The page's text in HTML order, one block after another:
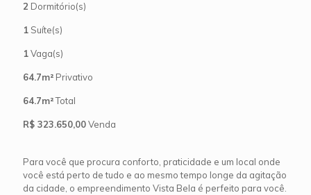
2 Dormitório(s)
1 Suíte(s)
1Vaga(s)
64.7m² Privativo
64.7m²Total
R$ 323.650,00Venda
Para você que procura conforto, praticidade e um local onde
você está perto de tudo e ao mesmo tempo longe da agitação
da cidade, o empreendimento Vista Bela é perfeito para você.